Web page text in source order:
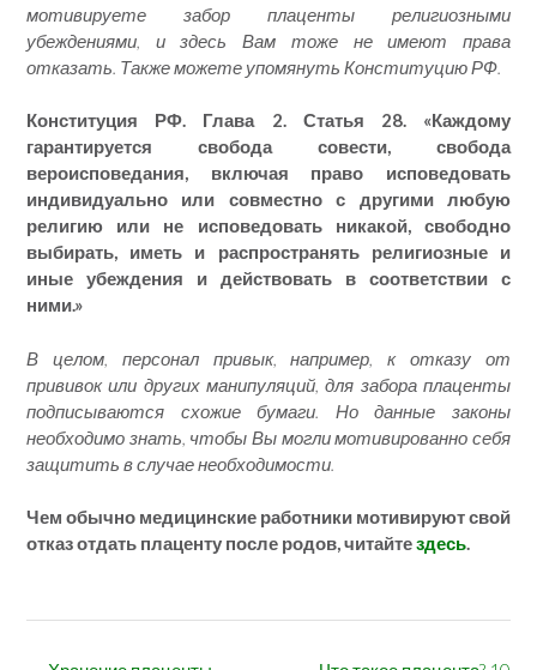
мотивируете забор плаценты религиозными
убеждениями, и здесь Вам тоже не имеют права
отказать. Также можете упомянуть Конституцию РФ.
Конституция РФ. Глава 2. Статья 28. «Каждому
гарантируется свобода совести, свобода
вероисповедания, включая право исповедовать
индивидуально или совместно с другими любую
религию или не исповедовать никакой, свободно
выбирать, иметь и распространять религиозные и
иные убеждения и действовать в соответствии с
ними.»
В целом, персонал привык, например, к отказу от
прививок или других манипуляций, для забора плаценты
подписываются схожие бумаги. Но данные законы
необходимо знать, чтобы Вы могли мотивированно себя
защитить в случае необходимости.
Чем обычно медицинские работники мотивируют свой
отказ отдать плаценту после родов, читайтездесь.